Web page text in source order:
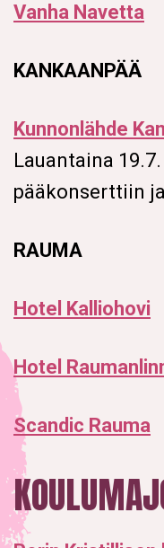
Vanha Navetta
KANKAANPÄÄ
Kunnonlähde
Lauantaina
pääkonserttiin
RAUMA
Hotel Kalliohovi
Hotel
Scandic Rauma